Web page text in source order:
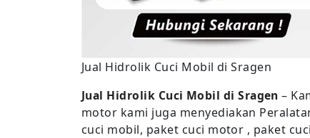
Jual Hidrolik Cuci Mobil di Sragen
Jual Hidrolik Cuci Mobil di Sragen –
motor kami juga menyediakan
cuci mobil, paket cuci motor , paket